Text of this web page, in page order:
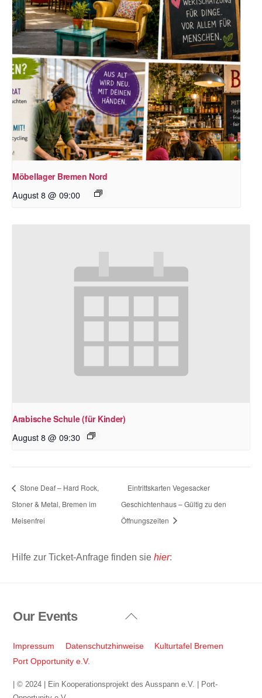
Möbellager Bremen Nord
August 8 @ 09:00
Arabische Schule (für Kinder)
August 8 @ 09:30
Stone Deaf – Hard Rock,
Stoner & Metal, Bremen im
Meisenfrei
Eintrittskarten Vegesacker
Geschichtenhaus – Gültig zu den
Öffnungszeiten
Hilfe zur Ticket-Anfrage finden sie hier:
Back
Top
Our Events
Impressum Datenschutzhinweise
Kulturtafel Bremen
Port Opportunity e.V.
| © 2024 | Ein Kooperationsprojekt des Ausspann e.V. | Port-